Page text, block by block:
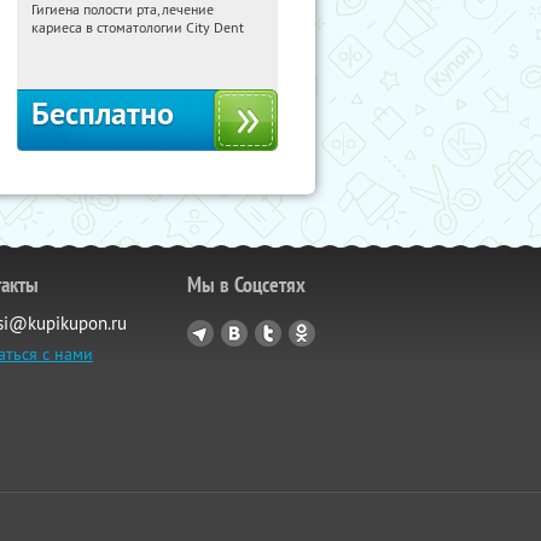
20:28:09 Получили:
Гигиена полости рта, лечение
кариеса в стоматологии City Dent
Бесплатно
с нами
Мы в Соцсетях